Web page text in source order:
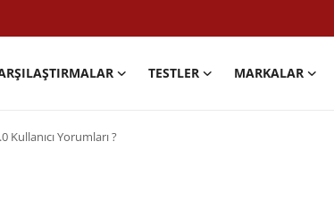
TESTLER MARKALAR
Kullanıcı Yorumları ?